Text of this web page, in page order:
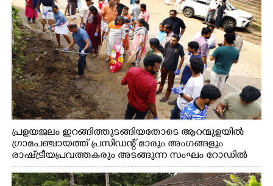
പ്രളയജലം ഇറങ്ങിത്തുടങ്ങിയതോടെ ആറന്മുളയിൽ
ഗ്രാമപഞ്ചായത്ത് പ്രസിഡന്റ് മാരും അംഗങ്ങളും
രാഷ്ട്രീയപ്രവത്തകരും അടങ്ങുന്ന സംഘം റോഡിൽ
അടിഞ്ഞ് കൂടിയ ചെളിയും മണ്ണും മറ്റ് മാലിന്യങ്ങളും
നീക്കം ചെയ്യുന്നു.